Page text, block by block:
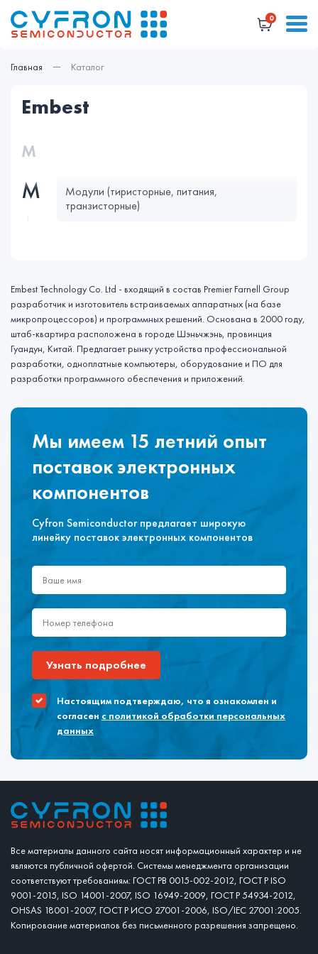
0
Главная Каталог
embest
М
М
Модули (тиристорные, питания,
транзисторные)
Embest Technology Co. Ltd - входящий в состав Premier Farnell Group
разработчик и изготовитель встраиваемых аппаратных (на базе
микропроцессоров) и программных решений. Основана в 2000 году,
штаб-квартира расположена в городе Шэньчжэнь, провинция
Гуандун, Китай. Предлагает рынку устройства профессиональной
разработки, одноплатные компьютеры, оборудование и ПО для
разработки программного обеспечения и приложений.
Мы имеем 15 летний опыт
поставок электронных
компонентов
Cyfron Semiconductor предлагает широкую
линейку поставок электронных компонентов
Узнать подробнее
Настоящим подтверждаю, что я ознакомлен и
согласен с политикой обработки персональных
данных
Все материалы данного сайта носят информационный характер и не
являются публичной офертой. Системы менеджмента организации
соответствуют требованиям: ГОСТ РВ 0015-002-2012, ГОСТ Р ISO
9001-2015, ISO 14001-2007, ISO 16949-2009, ГОСТ Р 54934-2012,
OHSAS 18001-2007, ГОСТ Р ИСО 27001-2006, ISO/IEC 27001:2005.
Копирование материалов без письменного разрешения запрещено.